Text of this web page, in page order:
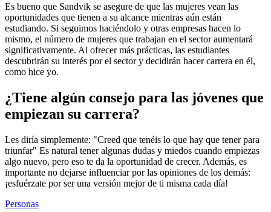
Es bueno que Sandvik se asegure de que las mujeres vean las
oportunidades que tienen a su alcance mientras aún están
estudiando. Si seguimos haciéndolo y otras empresas hacen lo
mismo, el número de mujeres que trabajan en el sector aumentará
significativamente. Al ofrecer más prácticas, las estudiantes
descubrirán su interés por el sector y decidirán hacer carrera en él,
como hice yo.
¿Tiene algún consejo para las jóvenes que
empiezan su carrera?
Les diría simplemente: "Creed que tenéis lo que hay que tener para
triunfar" Es natural tener algunas dudas y miedos cuando empiezas
algo nuevo, pero eso te da la oportunidad de crecer. Además, es
importante no dejarse influenciar por las opiniones de los demás:
¡esfuérzate por ser una versión mejor de ti misma cada día!
Personas